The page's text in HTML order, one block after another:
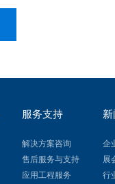
服务支持
解决方案咨询
售后服务与支持
应用工程服务
企
展
行